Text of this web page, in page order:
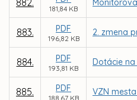
882.
181,84 KB
883. PDF
196,82 KB
2. zmena
884. PDF
193,81 KB
Dotácie
885. PDF
188,67 KB
VZN